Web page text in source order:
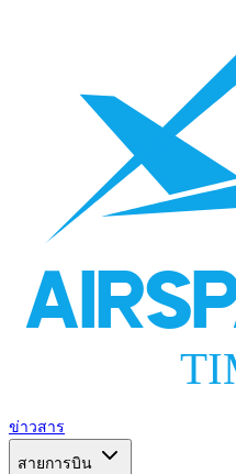
ข่าวสาร
สายการบิน